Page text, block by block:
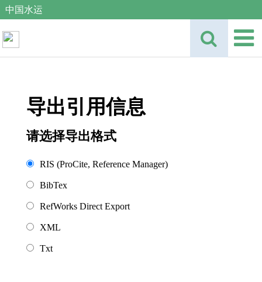
中国水运
导出引用信息
请选择导出格式
RIS (ProCite, Reference Manager)
BibTex
RefWorks Direct Export
XML
Txt